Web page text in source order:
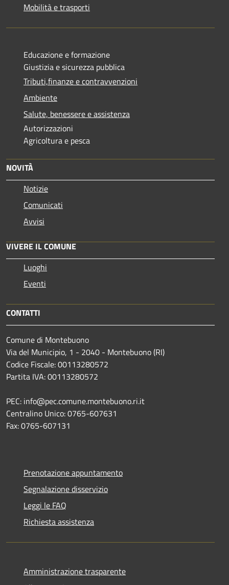
Mobilità e trasporti
Educazione e formazione
Giustizia e sicurezza pubblica
Tributi,finanze e contravvenzioni
Ambiente
Salute, benessere e assistenza
Autorizzazioni
Agricoltura e pesca
NOVITÀ
Notizie
Comunicati
Avvisi
VIVERE IL COMUNE
Luoghi
Eventi
CONTATTI
Comune di Montebuono
Via del Municipio, 1 - 2040 - Montebuono (RI)
Codice Fiscale: 00113280572
Partita IVA: 00113280572
PEC: info@pec.comune.montebuono.ri.it
Centralino Unico: 0765-607631
Fax: 0765-607131
Prenotazione appuntamento
Segnalazione disservizio
Leggi le FAQ
Richiesta assistenza
Amministrazione trasparente